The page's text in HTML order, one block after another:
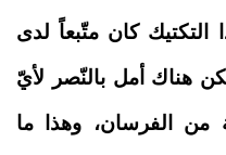
كان متّبعاً لدى
هناك أمل بالنّصر لأيّ
من الفرسان، وهذا ما